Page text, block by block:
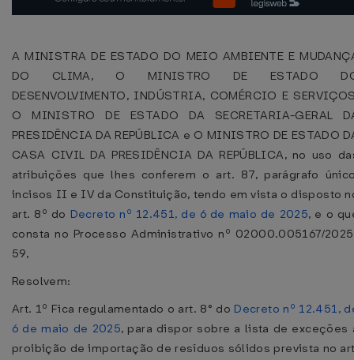
A MINISTRA DE ESTADO DO MEIO AMBIENTE E
DO CLIMA, O MINISTRO DE ESTADO
DESENVOLVIMENTO, INDÚSTRIA, COMÉRCIO E
O MINISTRO DE ESTADO DA SECRETARIA-GERAL
PRESIDÊNCIA DA REPÚBLICA e O MINISTRO DE ESTADO
CASA CIVIL DA PRESIDÊNCIA DA REPÚBLICA, no uso
atribuições que lhes conferem o art. 87, parágrafo
incisos II e IV da Constituição, tendo em vista o disposto
art. 8º do Decreto nº 12.451, de 6 de maio de 2025, e o
consta no Processo Administrativo nº 02000.005167/
59,
Resolvem:
Art. 1º Fica regulamentado o art. 8° do Decreto nº 12.451,
6 de maio de 2025, para dispor sobre a lista de exceções
proibição de importação de resíduos sólidos prevista no